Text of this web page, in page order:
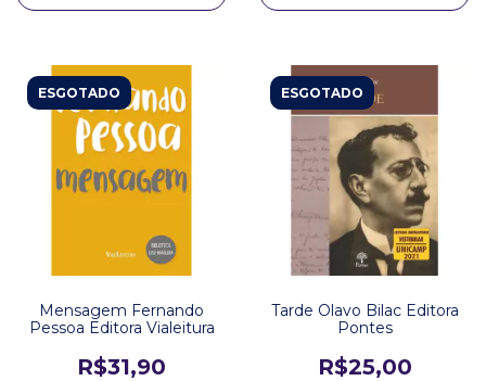
ESGOTADO
Mensagem Fernando
Pessoa Editora Vialeitura
R$31,90
ESGOTADO
Tarde Olavo Bilac Editora
Pontes
R$25,00